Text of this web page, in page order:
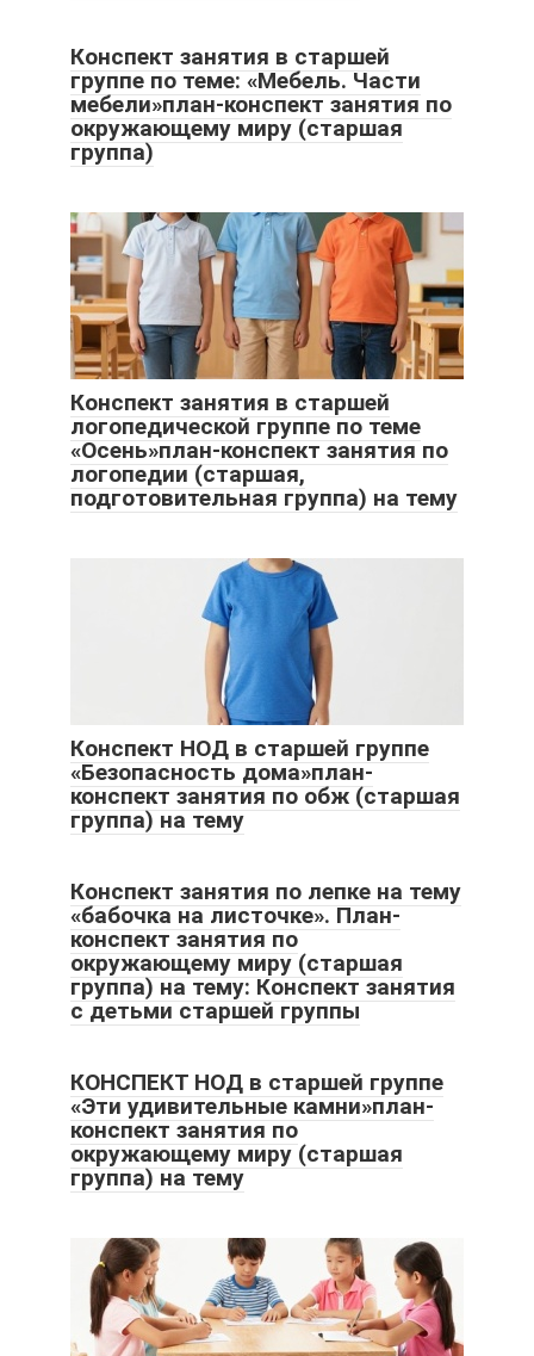
Конспект занятия в старшей
группе по теме: «Мебель. Части
мебели»план-конспект занятия по
окружающему миру (старшая
группа)
Конспект занятия в старшей
логопедической группе по теме
«Осень»план-конспект занятия по
логопедии (старшая,
подготовительная группа) на тему
Конспект НОД в старшей группе
«Безопасность дома»план-
конспект занятия по обж (старшая
группа) на тему
Конспект занятия по лепке на тему
«бабочка на листочке». План-
конспект занятия по
окружающему миру (старшая
группа) на тему: Конспект занятия
с детьми старшей группы
КОНСПЕКТ НОД в старшей группе
«Эти удивительные камни»план-
конспект занятия по
окружающему миру (старшая
группа) на тему